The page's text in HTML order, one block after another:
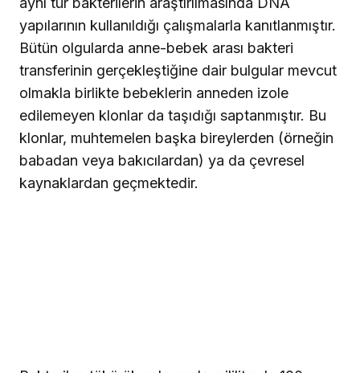
yapılarının kullanıldığı çalışmalarla kanıtlanmıştır.
Bütün olgularda anne-bebek arası bakteri
transferinin gerçekleştiğine dair bulgular mevcut
olmakla birlikte bebeklerin anneden izole
edilemeyen klonlar da taşıdığı saptanmıştır. Bu
klonlar, muhtemelen başka bireylerden (örneğin
babadan veya bakıcılardan) ya da çevresel
kaynaklardan geçmektedir.